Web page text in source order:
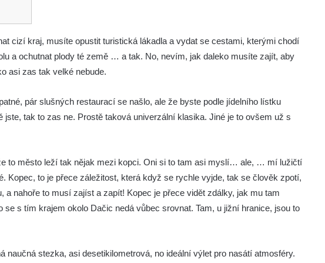
cizí kraj, musíte opustit turistická lákadla a vydat se cestami, kterými chodí
a ochutnat plody té země … a tak. No, nevím, jak daleko musíte zajít, aby
asi zas tak velké nebude.
pár slušných restaurací se našlo, ale že byste podle jídelního lístku
jste, tak to zas ne. Prostě taková univerzální klasika. Jiné je to ovšem už s
to město leží tak nějak mezi kopci. Oni si to tam asi myslí… ale, … mí lužičtí
to je přece záležitost, která když se rychle vyjde, tak se člověk zpotí,
a nahoře to musí zajíst a zapít! Kopec je přece vidět zdálky, jak mu tam
se s tím krajem okolo Dačic nedá vůbec srovnat. Tam, u jižní hranice, jsou to
naučná stezka, asi desetikilometrová, no ideální výlet pro nasátí atmosféry.